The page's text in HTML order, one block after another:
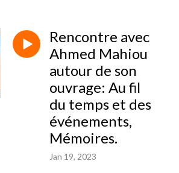
Rencontre avec
Ahmed Mahiou
autour de son
ouvrage: Au fil
du temps et des
événements,
Mémoires.
Jan 19, 2023